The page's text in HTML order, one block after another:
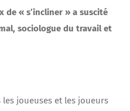
de « s’incliner » a suscité
sociologue du travail et
joueuses et les joueurs